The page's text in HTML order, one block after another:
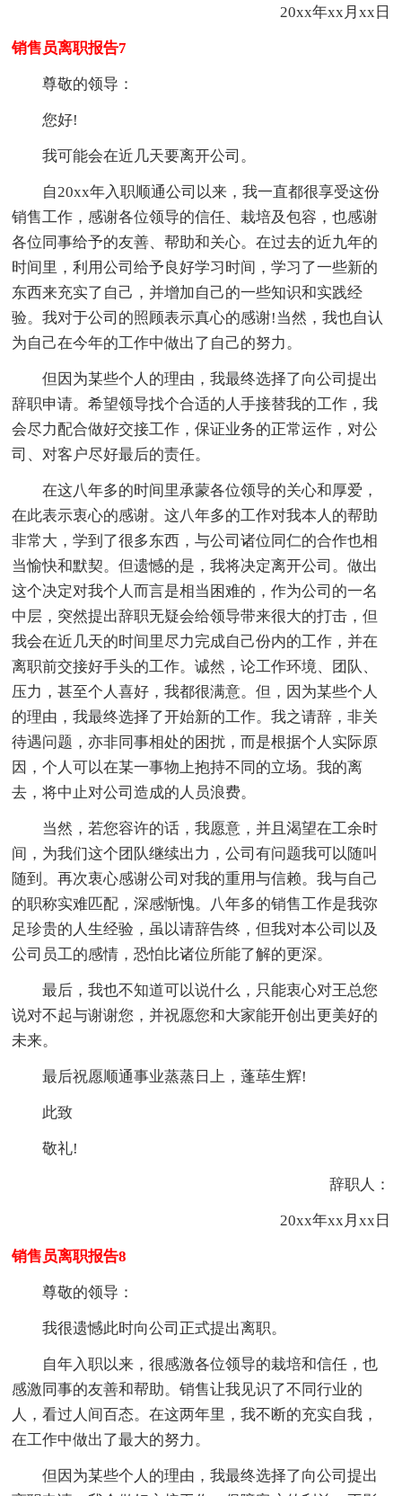
20xx年xx月xx日
销售员离职报告7
尊敬的领导：
您好!
我可能会在近几天要离开公司。
自20xx年入职顺通公司以来，我一直都很享受这份
销售工作，感谢各位领导的信任、栽培及包容，也感谢
各位同事给予的友善、帮助和关心。在过去的近九年的
时间里，利用公司给予良好学习时间，学习了一些新的
东西来充实了自己，并增加自己的一些知识和实践经
验。我对于公司的照顾表示真心的感谢!当然，我也自认
为自己在今年的工作中做出了自己的努力。
但因为某些个人的理由，我最终选择了向公司提出
辞职申请。希望领导找个合适的人手接替我的工作，我
会尽力配合做好交接工作，保证业务的正常运作，对公
司、对客户尽好最后的责任。
在这八年多的时间里承蒙各位领导的关心和厚爱，
在此表示衷心的感谢。这八年多的工作对我本人的帮助
非常大，学到了很多东西，与公司诸位同仁的合作也相
当愉快和默契。但遗憾的是，我将决定离开公司。做出
这个决定对我个人而言是相当困难的，作为公司的一名
中层，突然提出辞职无疑会给领导带来很大的打击，但
我会在近几天的时间里尽力完成自己份内的工作，并在
离职前交接好手头的工作。诚然，论工作环境、团队、
压力，甚至个人喜好，我都很满意。但，因为某些个人
的理由，我最终选择了开始新的工作。我之请辞，非关
待遇问题，亦非同事相处的困扰，而是根据个人实际原
因，个人可以在某一事物上抱持不同的立场。我的离
去，将中止对公司造成的人员浪费。
当然，若您容许的话，我愿意，并且渴望在工余时
间，为我们这个团队继续出力，公司有问题我可以随叫
随到。再次衷心感谢公司对我的重用与信赖。我与自己
的职称实难匹配，深感惭愧。八年多的销售工作是我弥
足珍贵的人生经验，虽以请辞告终，但我对本公司以及
公司员工的感情，恐怕比诸位所能了解的更深。
最后，我也不知道可以说什么，只能衷心对王总您
说对不起与谢谢您，并祝愿您和大家能开创出更美好的
未来。
最后祝愿顺通事业蒸蒸日上，蓬荜生辉!
此致
敬礼!
辞职人：
20xx年xx月xx日
销售员离职报告8
尊敬的领导：
我很遗憾此时向公司正式提出离职。
自年入职以来，很感激各位领导的栽培和信任，也
感激同事的友善和帮助。销售让我见识了不同行业的
人，看过人间百态。在这两年里，我不断的充实自我，
在工作中做出了最大的努力。
但因为某些个人的理由，我最终选择了向公司提出